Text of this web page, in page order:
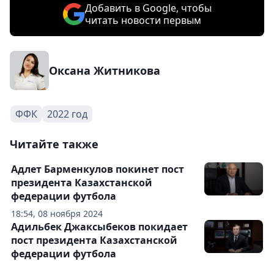
Добавить в Google, чтобы
читать новости первым
Оксана Житникова
ФФК 2022 год
Читайте также
18:54, 08 ноября 2024
Адлет Барменкулов покинет пост
президента Казахстанской
федерации футбола
Адильбек Джаксыбеков покидает
пост президента Казахстанской
федерации футбола